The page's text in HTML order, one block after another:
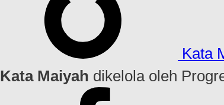
Kata
Kata Maiyah dikelola oleh